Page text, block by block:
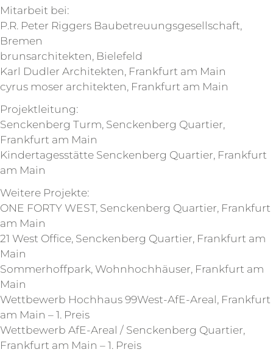
Mitarbeit bei:
P.R. Peter Riggers Baubetreuungsgesellschaft,
Bremen
brunsarchitekten, Bielefeld
Karl Dudler Architekten, Frankfurt am Main
cyrus moser architekten, Frankfurt am Main
Projektleitung:
Senckenberg Turm, Senckenberg Quartier,
Frankfurt am Main
Kindertagesstätte Senckenberg Quartier, Frankfurt
am Main
Weitere Projekte:
ONE FORTY WEST, Senckenberg Quartier, Frankfurt
am Main
21 West Office, Senckenberg Quartier, Frankfurt am
Main
Sommerhoffpark, Wohnhochhäuser, Frankfurt am
Main
Wettbewerb Hochhaus 99West-AfE-Areal, Frankfurt
am Main – 1. Preis
Wettbewerb AfE-Areal / Senckenberg Quartier,
Frankfurt am Main – 1. Preis